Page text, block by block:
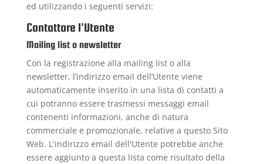
ed utilizzando i seguenti servizi:
Contattare l'Utente
Mailing list o newsletter
Con la registrazione alla mailing list o alla
newsletter, l’indirizzo email dell’Utente viene
automaticamente inserito in una lista di contatti a
cui potranno essere trasmessi messaggi email
contenenti informazioni, anche di natura
commerciale e promozionale, relative a questo Sito
Web. L'indirizzo email dell'Utente potrebbe anche
essere aggiunto a questa lista come risultato della